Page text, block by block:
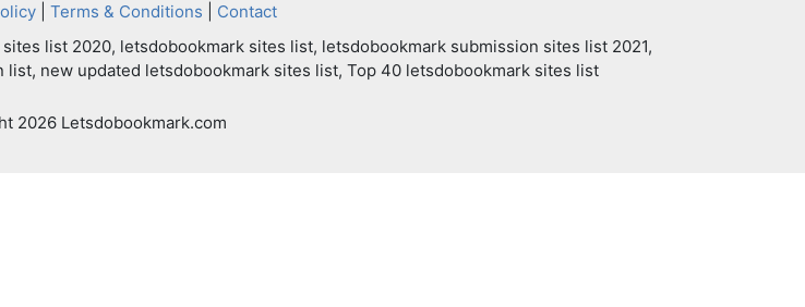
| Terms & Conditions
Contact
list 2020, letsdobookmark sites list, letsdobookmark submission sites list 2021,
new updated letsdobookmark sites list, Top 40 letsdobookmark sites list
2026 Letsdobookmark.com